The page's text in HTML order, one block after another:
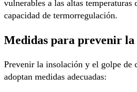
vulnerables a las altas temperaturas
capacidad de termorregulación.
Medidas para prevenir la
Prevenir la insolación y el golpe de
adoptan medidas adecuadas: